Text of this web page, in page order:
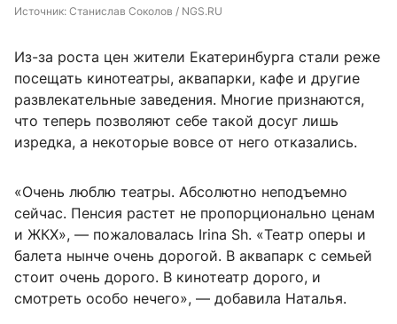
Источник: Станислав Соколов / NGS.RU
Из-за роста цен жители Екатеринбурга стали реже
посещать кинотеатры, аквапарки, кафе и другие
развлекательные заведения. Многие признаются,
что теперь позволяют себе такой досуг лишь
изредка, а некоторые вовсе от него отказались.
«Очень люблю театры. Абсолютно неподъемно
сейчас. Пенсия растет не пропорционально ценам
и ЖКХ», — пожаловалась Irina Sh. «Театр оперы и
балета нынче очень дорогой. В аквапарк с семьей
стоит очень дорого. В кинотеатр дорого, и
смотреть особо нечего», — добавила Наталья.